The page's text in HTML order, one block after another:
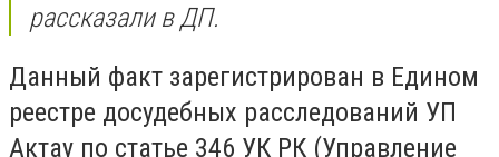
рассказали в ДП.
Данный факт зарегистрирован в Едином
реестре досудебных расследований УП
Актау по статье 346 УК РК (Управление